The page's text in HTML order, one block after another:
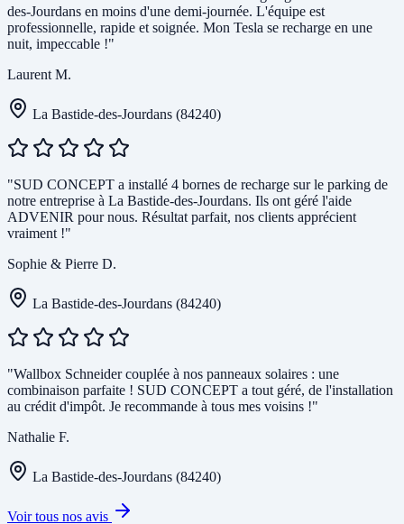
des-Jourdans en moins d'une demi-journée. L'équipe est
professionnelle, rapide et soignée. Mon Tesla se recharge en une
nuit, impeccable !"
Laurent M.
La Bastide-des-Jourdans (84240)
"SUD CONCEPT a installé 4 bornes de recharge sur le parking de
notre entreprise à La Bastide-des-Jourdans. Ils ont géré l'aide
ADVENIR pour nous. Résultat parfait, nos clients apprécient
vraiment !"
Sophie & Pierre D.
La Bastide-des-Jourdans (84240)
"Wallbox Schneider couplée à nos panneaux solaires : une
combinaison parfaite ! SUD CONCEPT a tout géré, de l'installation
au crédit d'impôt. Je recommande à tous mes voisins !"
Nathalie F.
La Bastide-des-Jourdans (84240)
Voir tous nos avis